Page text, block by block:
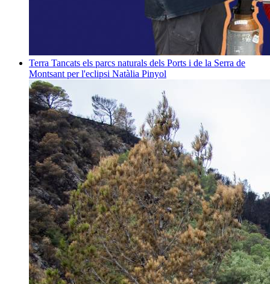
Terra Tancats els parcs naturals dels Ports i de la Serra de
Montsant per l'eclipsi Natàlia Pinyol